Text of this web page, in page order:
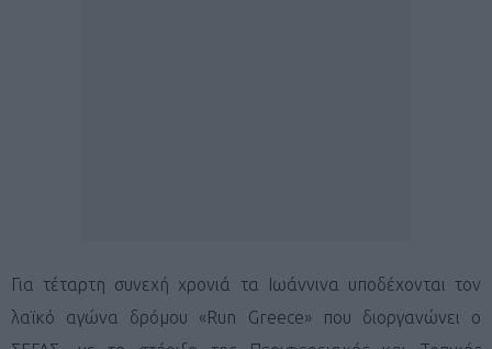
Για τέταρτη συνεχή χρονιά τα Ιωάννινα υποδέχονται τον
λαϊκό αγώνα δρόμου «Run Greece» που διοργανώνει ο